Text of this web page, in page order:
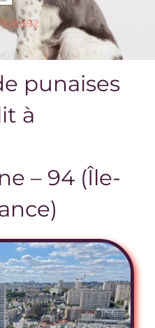
punaises
à
– 94 (Île-